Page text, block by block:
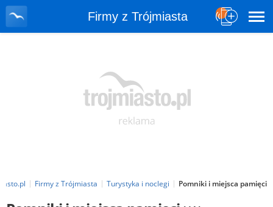
Firmy z Trójmiasta
Firmy z Trójmiasta Turystyka i noclegi Pomniki i miejsca pamięci